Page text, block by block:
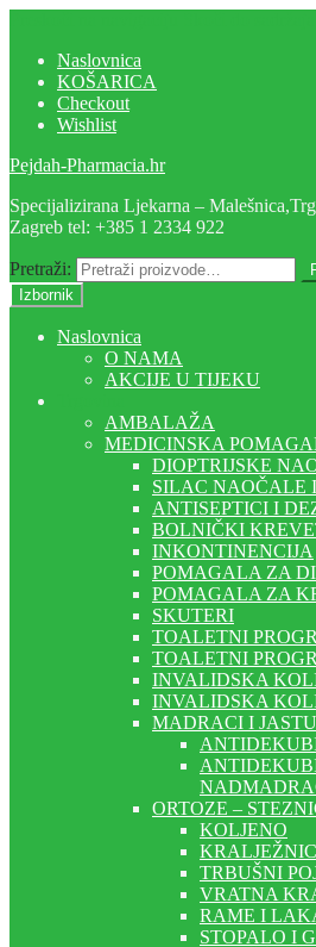
Naslovnica
KOŠARICA
Checkout
Wishlist
Pejdah-Pharmacia.hr
Specijalizirana Ljekarna –
Zagreb tel: +385 1 2334 922
Pretraži:
Izbornik
Naslovnica
O NAMA
AKCIJE U TIJEKU
AMBALAŽA
MEDICINSKA
DIOPTRIJSKE
SILAC NAOČALE
ANTISEPTICI I
BOLNIČKI
INKONTINENCIJA
POMAGALA ZA
POMAGALA ZA
SKUTERI
TOALETNI
TOALETNI
INVALIDSKA
INVALIDSKA
MADRACI I
ORTOZE –
KOLJENO
TRBUŠNI
VRATNA
RAME I
STOPALO I